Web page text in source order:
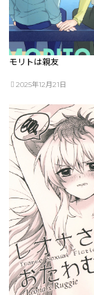
モリトは親友
2025年12月21日